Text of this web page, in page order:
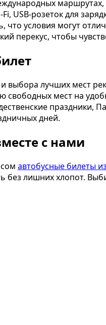
USB-розеток для
что условия могут
перекус, чтобы
выбора лучших мест
свободных мест на
праздники,
дней.
с нами
автобусные билеты
лишних хлопот.